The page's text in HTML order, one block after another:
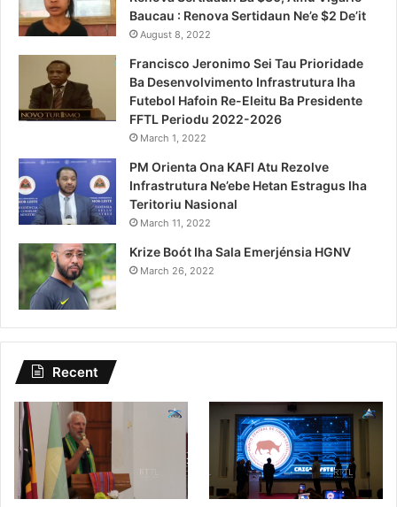
Baucau : Renova Sertidaun Ne’e $2 De’it
August 8, 2022
Francisco Jeronimo Sei Tau Prioridade
Ba Desenvolvimento Infrastrutura Iha
Futebol Hafoin Re-Eleitu Ba Presidente
FFTL Periodu 2022-2026
March 1, 2022
PM Orienta Ona KAFI Atu Rezolve
Infrastrutura Ne’ebe Hetan Estragus Iha
Teritoriu Nasional
March 11, 2022
Krize Boót Iha Sala Emerjénsia HGNV
March 26, 2022
Recent